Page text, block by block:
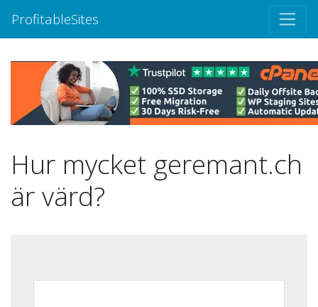
ProfitableSites
Hur mycket geremant.ch
är värd?